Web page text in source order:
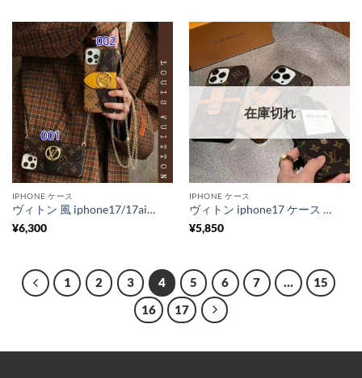
IPHONE ケース
ヴィトン 風 iphone17/17air ケース スマホ ショルダー ルイ ヴィトン iphone17pro/16pro ケース ショルダー 人気 ランキング スマホケース 斜 めがけ ハイ ブランド カード 収納 背面
¥6,300
在庫切れ
IPHONE ケース
ヴィトン iphone17 ケース iphone17pro ケース カード 収納 ハイ ブランド iphone16/16pro ケース vuitton スマホケース お 揃い ブランド iphone15/14/13 ケース 大人 可愛い
¥5,850
1 2 3 4 5 6 7 …
15
16
17